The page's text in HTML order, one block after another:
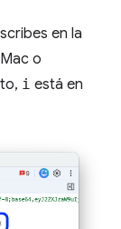
en la
o
i está en